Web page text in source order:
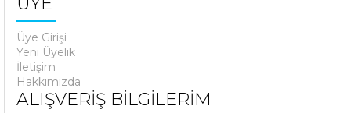
Üye Girişi
Yeni Üyelik
İletişim
Hakkımızda
ALIŞVERİŞ BİLGİLERİM